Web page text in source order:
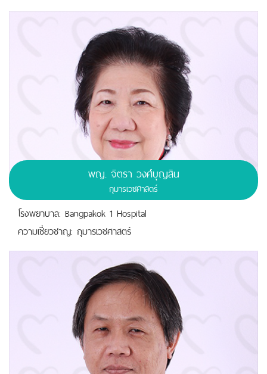
พญ. จิตรา วงศ์บุญสิน
กุมารเวชศาสตร์
โรงพยาบาล: Bangpakok 1 Hospital
ความเชี่ยวชาญ: กุมารเวชศาสตร์